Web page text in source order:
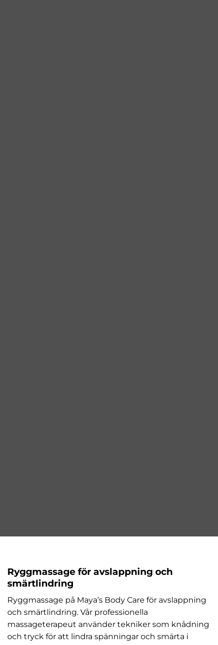
Ryggmassage för avslappning och
smärtlindring
Ryggmassage på Maya’s Body Care för avslappning
och smärtlindring. Vår professionella
massageterapeut använder tekniker som knådning
och tryck för att lindra spänningar och smärta i